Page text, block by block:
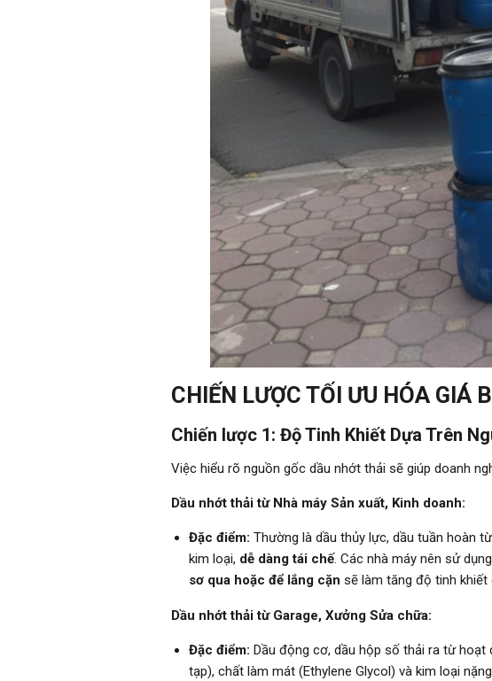
CHIẾN LƯỢC TỐI ƯU HÓA GIÁ
Chiến lược 1: Độ Tinh Khiết Dựa Trên
Việc hiểu rõ nguồn gốc dầu nhớt thải sẽ giúp doanh
Dầu nhớt thải từ Nhà máy Sản xuất, Kinh doanh:
Đặc điểm: Thường là dầu thủy lực, dầu tuần hoàn
kim loại, dễ dàng tái chế. Các nhà máy nên sử
sơ qua hoặc để lắng cặn sẽ làm tăng độ tinh
Dầu nhớt thải từ Garage, Xưởng Sửa chữa:
Đặc điểm: Dầu động cơ, dầu hộp số thải ra từ
tạp), chất làm mát (Ethylene Glycol) và kim loại